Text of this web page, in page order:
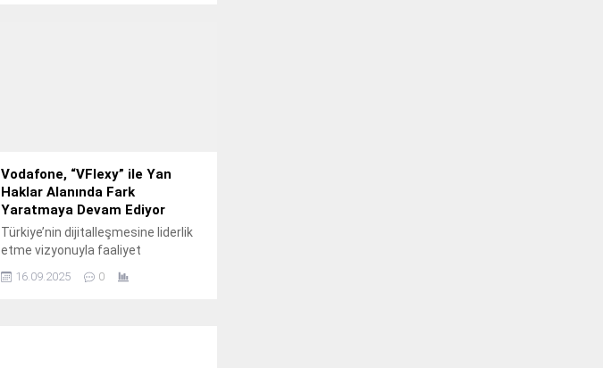
Vodafone, “VFlexy” ile Yan
Haklar Alanında Fark
Yaratmaya Devam Ediyor
Türkiye’nin dijitalleşmesine liderlik
etme vizyonuyla faaliyet
yan haklarını yaşam tarzlarına ve
16.09.2025 0